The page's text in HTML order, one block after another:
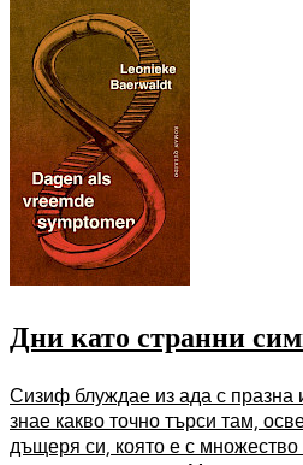
Дни като странни
Сизиф блуждае из ада с празна
знае какво точно търси там,
дъщеря си, която е с множество